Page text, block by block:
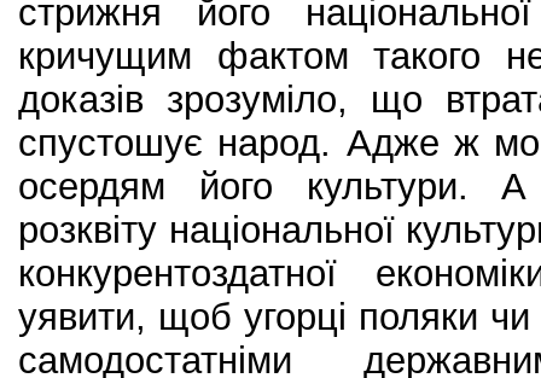
стрижня його
кричущим фактом такого
доказів зрозуміло, що
спустошує народ. Адже ж
осердям його культури.
розквіту національної
конкурентоздатної
уявити, щоб угорці поляки чи
самодостатніми